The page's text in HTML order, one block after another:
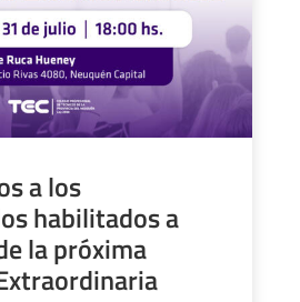
a los
habilitados a
la próxima